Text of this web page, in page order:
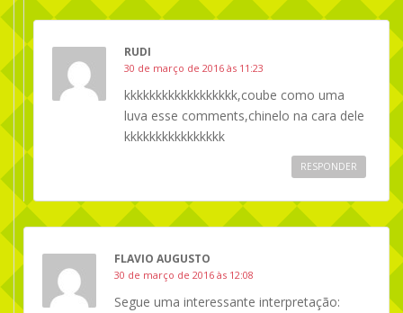
RUDI
30 de março de 2016 às 11:23
kkkkkkkkkkkkkkkkkk,coube como uma
luva esse comments,chinelo na cara dele
kkkkkkkkkkkkkkkk
RESPONDER
FLAVIO AUGUSTO
30 de março de 2016 às 12:08
Segue uma interessante interpretação: